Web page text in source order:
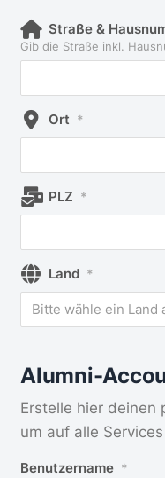
Straße &
Gib die Straße inkl.
Ort *
PLZ *
Land *
Bitte wähle ein Land
Alumni-
Erstelle hier deinen
um auf alle
Benutzername *